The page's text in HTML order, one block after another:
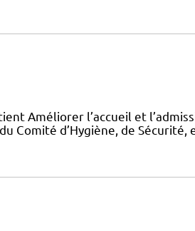
Améliorer l’accueil et
Comité d’Hygiène, de Sécurité,